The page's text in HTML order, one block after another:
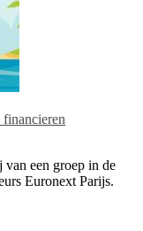
van een groep in de
Euronext Parijs.